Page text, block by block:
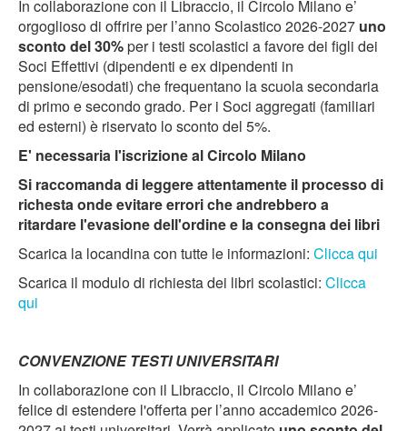
In collaborazione con il Libraccio, il Circolo Milano e’
orgoglioso di offrire per l’anno Scolastico 2026-2027 uno
sconto del 30%per i testi scolastici a favore dei figli dei
Soci Effettivi (dipendenti e ex dipendenti in
pensione/esodati) che frequentano la scuola secondaria
di primo e secondo grado. Per i Soci aggregati (familiari
ed esterni) è riservato lo sconto del 5%.
E' necessaria l'iscrizione al Circolo Milano
Si raccomanda di leggere attentamente il processo di
richesta onde evitare errori che andrebbero a
ritardare l'evasione dell'ordine e la consegna dei libri
Scarica la locandina con tutte le informazioni: Clicca qui
Scarica il modulo di richiesta dei libri scolastici: Clicca
qui
CONVENZIONE TESTI UNIVERSITARI
In collaborazione con il Libraccio, il Circolo Milano e’
felice di estendere l'offerta per l’anno accademico 2026-